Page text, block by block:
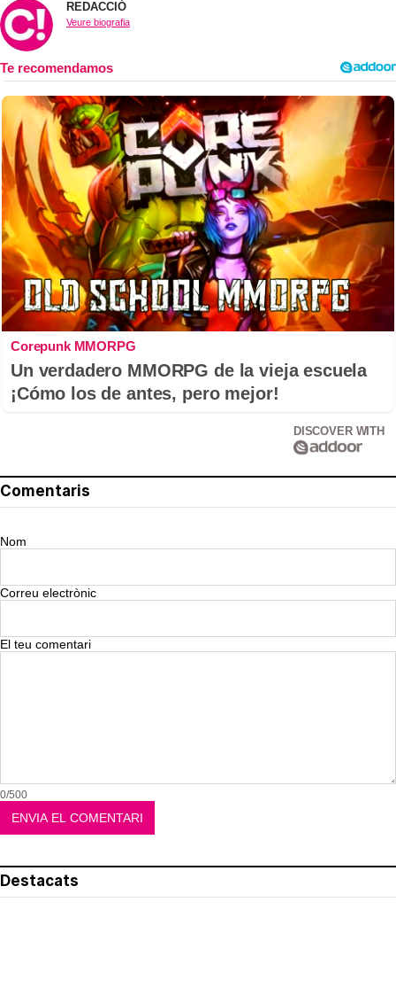
REDACCIÓ
Veure biografia
Corepunk MMORPG
Un verdadero MMORPG de la vieja escuela
¡Cómo los de antes, pero mejor!
DISCOVER WITH
Comentaris
Nom
Correu electrònic
El teu comentari
0/500
Destacats